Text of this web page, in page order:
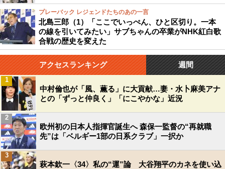
プレーバック レジェンドたちのあの一言
北島三郎（1）「ここでいっぺん、ひと区切り。一本
の線を引いてみたい」サブちゃんの卒業がNHK紅白歌
合戦の歴史を変えた
アクセスランキング 週間
中村倫也が「風、薫る」に大貢献…妻・水卜麻美アナ
との「ずっと仲良く」「にこやかな」近況
1
欧州初の日本人指揮官誕生へ 森保一監督の“再就職
先”は「ベルギー1部の日系クラブ」一択か
2
萩本欽一〈34〉私の“運”論 大谷翔平のカネを使い込
3